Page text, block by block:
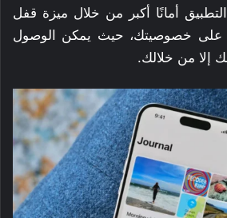
أمانًا أكبر من خلال ميزة قفل
على خصوصيتك، حيث يمكن الوصول
إلا من خلالك.